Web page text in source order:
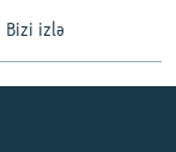
Bizi izlə